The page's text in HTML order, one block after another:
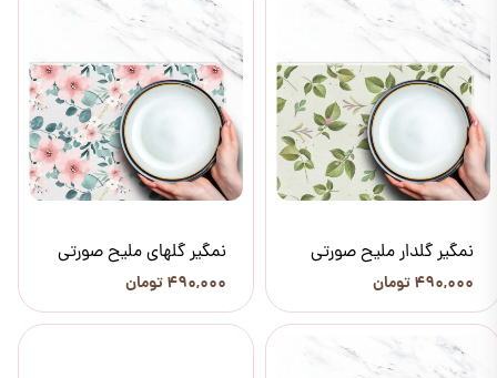
نمگیر گلدار ملیح صورتی
۴۹۰,۰۰۰ تومان
نمگیر گلهای ملیح صورتی
۴۹۰,۰۰۰ تومان